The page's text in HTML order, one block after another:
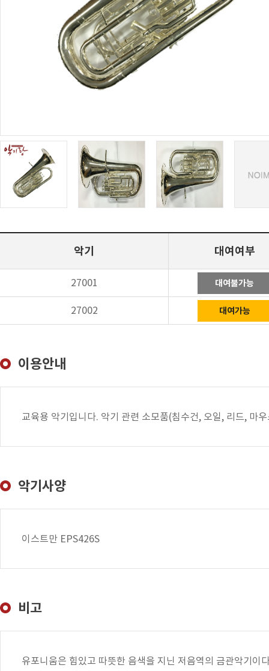
악기 대여여부
27001 대여불가능
27002 대여가능
이용안내
교육용 악기입니다. 악기 관련 소모품(침수건, 오일, 리드, 마
악기사양
이스트만 EPS426S
비고
유포니움은 힘있고 따뜻한 음색을 지닌 저음역의 금관악기